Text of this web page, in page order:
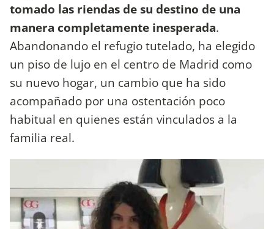
tomado las riendas de su destino de una
manera completamente inesperada.
Abandonando el refugio tutelado, ha elegido
un piso de lujo en el centro de Madrid como
su nuevo hogar, un cambio que ha sido
acompañado por una ostentación poco
habitual en quienes están vinculados a la
familia real.